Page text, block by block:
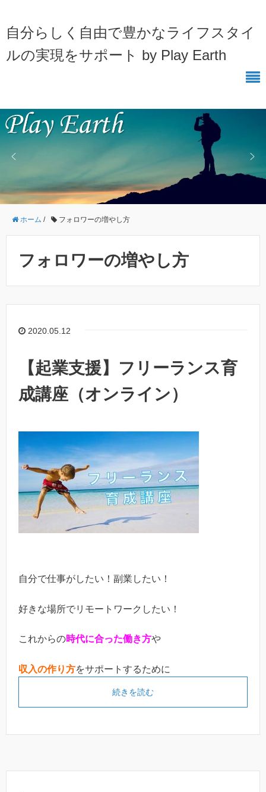
自分らしく自由で豊かなライフスタイ
ルの実現をサポート by Play Earth
ホーム / フォロワーの増やし方
フォロワーの増やし方
2020.05.12
【起業支援】フリーランス育
成講座（オンライン）
自分で仕事がしたい！副業したい！
好きな場所でリモートワークしたい！
これからの時代に合った働き方や
収入の作り方をサポートするために
続きを読む